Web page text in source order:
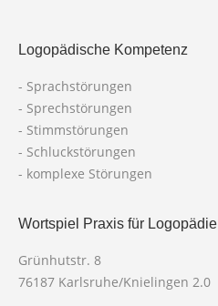
Logopädische Kompetenz
- Sprachstörungen
- Sprechstörungen
- Stimmstörungen
- Schluckstörungen
- komplexe Störungen
Wortspiel Praxis für Logopädie
Grünhutstr. 8
76187 Karlsruhe/Knielingen 2.0